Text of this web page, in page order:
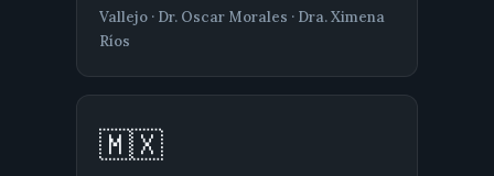
Vallejo · Dr. Oscar Morales · Dra. Ximena
Ríos
🇲🇽